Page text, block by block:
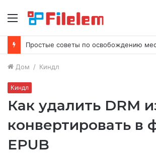
Меню
Дом / Киндл
Киндл
Как удалить DRM
конвертировать в
EPUB